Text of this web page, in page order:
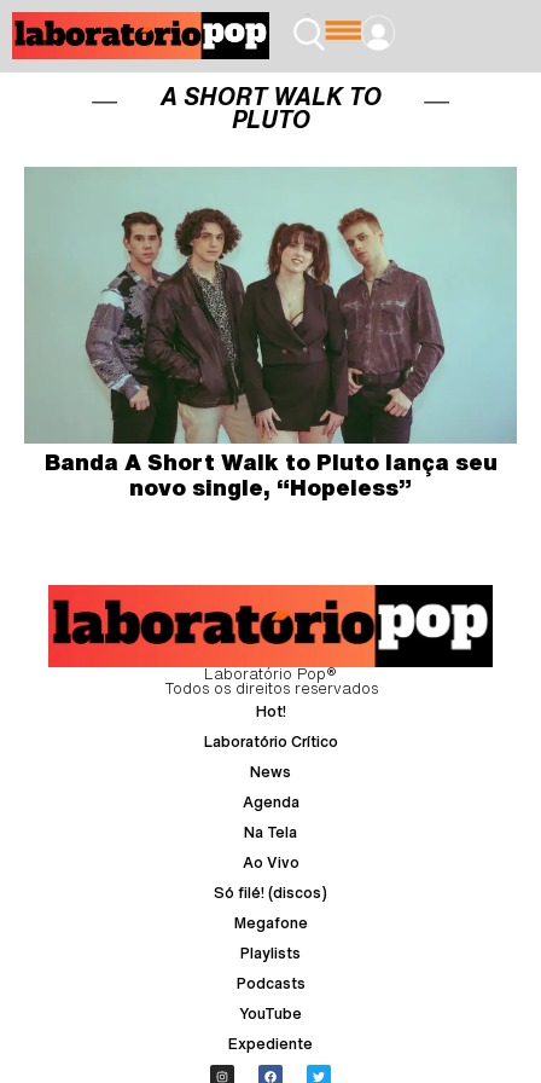
A SHORT WALK TO
PLUTO
Banda A Short Walk to Pluto lança seu
novo single, “Hopeless”
Laboratório Pop®
Todos os direitos reservados
Hot!
Laboratório Crítico
News
Agenda
Na Tela
Ao Vivo
Só filé! (discos)
Megafone
Playlists
Podcasts
YouTube
Expediente